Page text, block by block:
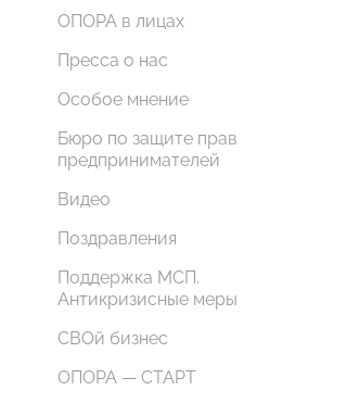
ОПОРА в лицах
Пресса о нас
Особое мнение
Бюро по защите прав
предпринимателей
Видео
Поздравления
Поддержка МСП.
Антикризисные меры
СВОй бизнес
ОПОРА — СТАРТ